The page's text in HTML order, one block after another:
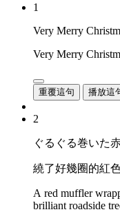
1
Very Merry
Very Merry
重覆這句 播放這
2
ぐるぐる巻いた
繞了好幾圈的紅
A red muffler
brilliant roadside